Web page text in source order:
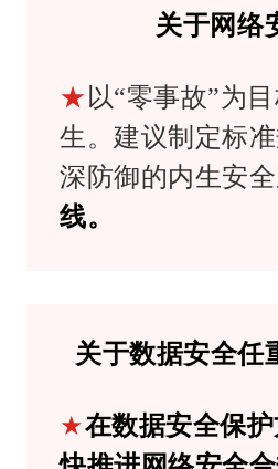
关于网络
★ 以“零事故”为
生。建议制定标
深防御的内生安
线。
关于数据安全任
★在数据安全保